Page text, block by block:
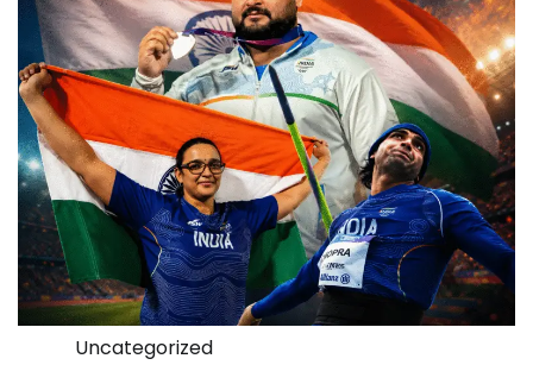
Uncategorized